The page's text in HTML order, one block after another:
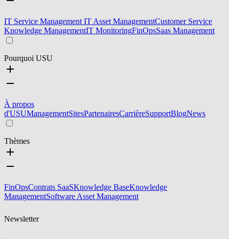
IT Service Management IT Asset ManagementCustomer Service
Knowledge ManagementIT MonitoringFinOpsSaas Management
Pourquoi USU
À propos
d'USUManagementSitesPartenairesCarrièreSupportBlogNews
Thèmes
FinOpsContrats SaaSKnowledge BaseKnowledge
ManagementSoftware Asset Management
Newsletter